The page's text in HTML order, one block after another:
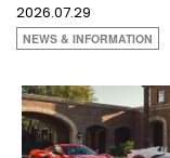
2026.07.29
NEWS & INFORMATION